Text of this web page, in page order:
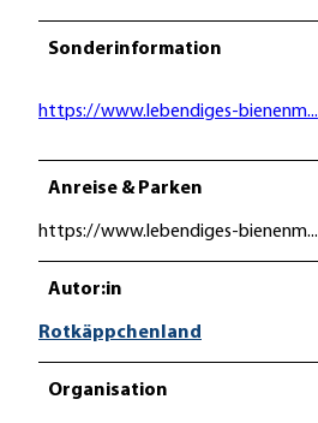
Sonderinformation
https://www.lebendiges-bienenm...
Anreise & Parken
https://www.lebendiges-bienenm...
Autor:in
Rotkäppchenland
Organisation